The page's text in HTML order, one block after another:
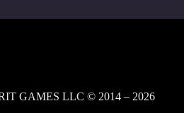
GAMES LLC © 2014 – 2026